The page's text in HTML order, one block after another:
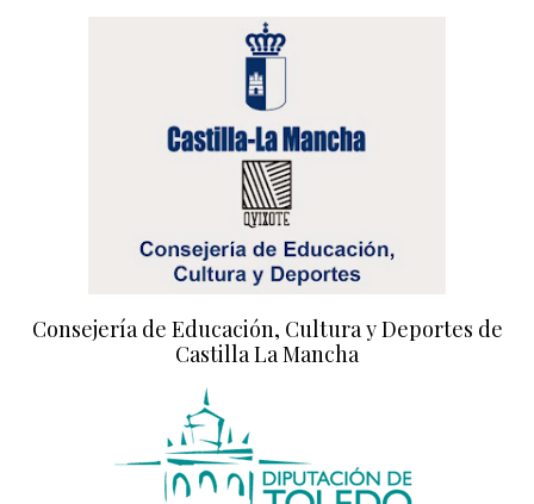
Consejería de Educación, Cultura y Deportes de
Castilla La Mancha